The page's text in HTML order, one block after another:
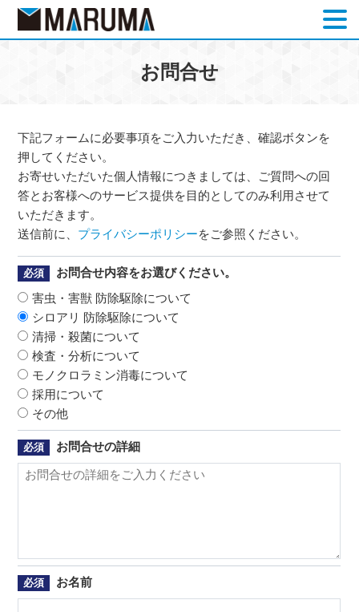
お問合せ
下記フォームに必要事項をご入力いただき、確認ボタンを
押してください。
お寄せいただいた個人情報につきましては、ご質問への回
答とお客様へのサービス提供を目的としてのみ利用させて
いただきます。
送信前に、 プライバシーポリシーをご参照ください。
必須
お問合せ内容をお選びください。
害虫・害獣 防除駆除について
シロアリ 防除駆除について
清掃・殺菌について
検査・分析について
モノクロラミン消毒について
採用について
その他
必須 お問合せの詳細
必須 お名前